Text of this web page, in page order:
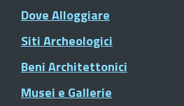
Dove Alloggiare
Siti Archeologici
Beni Architettonici
Musei e Gallerie